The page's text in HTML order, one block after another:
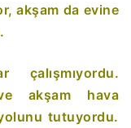
akşam da evine
akşam hava
tutuyordu.